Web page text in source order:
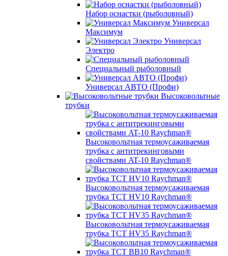
Набор оснастки (рыболовный)
Универсал
Максимум
Универсал
Электро
Специальный рыболовный
Универсал АВТО (Профи)
Высоковольтные
трубки
Высоковольтная термоусаживаемая
трубка с антитрекинговыми
свойствами AT-10 Raychman®
Высоковольтная термоусаживаемая
трубка TCT HV10 Raychman®
Высоковольтная термоусаживаемая
трубка TCT HV35 Raychman®